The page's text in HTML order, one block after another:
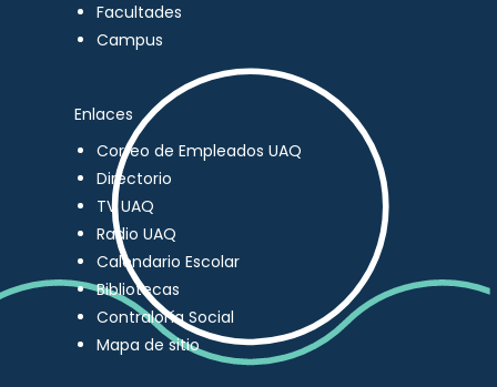
Facultades
Campus
Enlaces
Correo de Empleados UAQ
Directorio
TV UAQ
Radio UAQ
Calendario Escolar
Bibliotecas
Contraloría Social
Mapa de sitio